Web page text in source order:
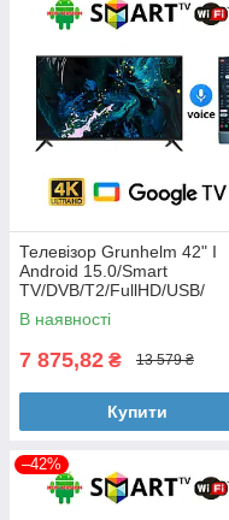
Телевізор Grunhelm 42" I
Android 15.0/Smart
TV/DVB/T2/FullHD/USB/
(1980x1080) блютуз пульт
В наявності
7 875,82 ₴ 13 579 ₴
Купити
–42%